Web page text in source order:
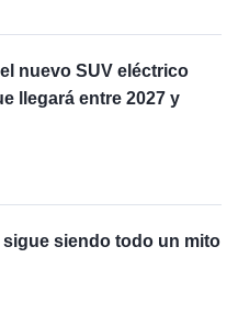
nuevo SUV eléctrico
llegará entre 2027 y
sigue siendo todo un mito